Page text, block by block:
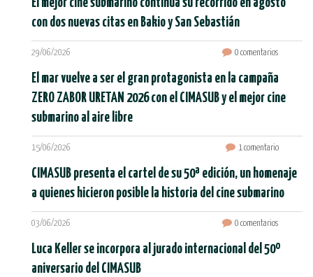
El mejor cine submarino continúa su recorrido en agosto
con dos nuevas citas en Bakio y San Sebastián
29/06/2026 0 comentarios
El mar vuelve a ser el gran protagonista en la campaña
ZERO ZABOR URETAN 2026 con el CIMASUB y el mejor cine
submarino al aire libre
15/06/2026 1 comentario
CIMASUB presenta el cartel de su 50ª edición, un homenaje
a quienes hicieron posible la historia del cine submarino
03/06/2026 0 comentarios
Luca Keller se incorpora al jurado internacional del 50º
aniversario del CIMASUB